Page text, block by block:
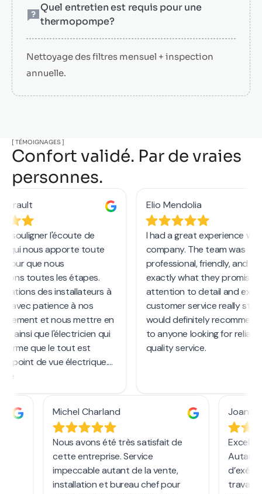
Quel entretien est requis pour une
thermopompe?
Nettoyage des filtres mensuel + inspection
annuelle.
[ TÉMOIGNAGES ]
Confort validé. Par de vraies
personnes.